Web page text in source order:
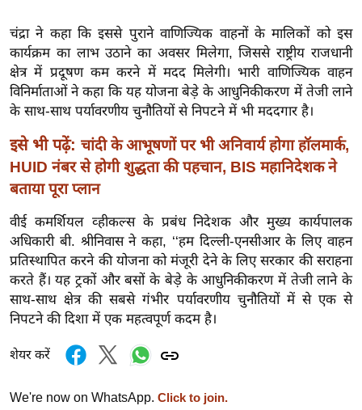
त्य
ज
ग
त
ऑ
टो
व
र्ल्ड
ज
ब्री
फ
म
नो
ज
ज
चंद्रा ने कहा कि इससे पुराने वाणिज्यिक वाहनों के मालिकों को इस
कार्यक्रम का लाभ उठाने का अवसर मिलेगा, जिससे राष्ट्रीय राजधानी
क्षेत्र में प्रदूषण कम करने में मदद मिलेगी। भारी वाणिज्यिक वाहन
विनिर्माताओं ने कहा कि यह योजना बेड़े के आधुनिकीकरण में तेजी लाने
के साथ-साथ पर्यावरणीय चुनौतियों से निपटने में भी मददगार है।
इसे भी पढ़ें: चांदी के आभूषणों पर भी अनिवार्य होगा हॉलमार्क,
HUID नंबर से होगी शुद्धता की पहचान, BIS महानिदेशक ने
बताया पूरा प्लान
वीई कमर्शियल व्हीकल्स के प्रबंध निदेशक और मुख्य कार्यपालक
अधिकारी बी. श्रीनिवास ने कहा, ‘‘हम दिल्ली-एनसीआर के लिए वाहन
प्रतिस्थापित करने की योजना को मंजूरी देने के लिए सरकार की सराहना
करते हैं। यह ट्रकों और बसों के बेड़े के आधुनिकीकरण में तेजी लाने के
साथ-साथ क्षेत्र की सबसे गंभीर पर्यावरणीय चुनौतियों में से एक से
निपटने की दिशा में एक महत्वपूर्ण कदम है।
शेयर करें
We're now on WhatsApp. Click to join.